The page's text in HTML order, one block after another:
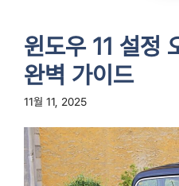
윈도우 11 설정
완벽 가이드
11월 11, 2025